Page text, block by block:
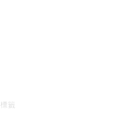
籤